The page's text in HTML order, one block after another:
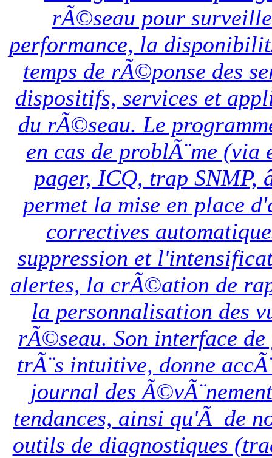
rÃ©seau pour
performance, la
temps de rÃ©ponse des
dispositifs, services et
du rÃ©seau. Le
en cas de problÃ¨me (via
pager, ICQ, trap SNMP,
permet la mise en place
correctives
suppression et
alertes, la crÃ©ation de
la personnalisation des
rÃ©seau. Son interface de
trÃ¨s intuitive, donne
journal des
tendances, ainsi qu'Ã de
outils de diagnostiques